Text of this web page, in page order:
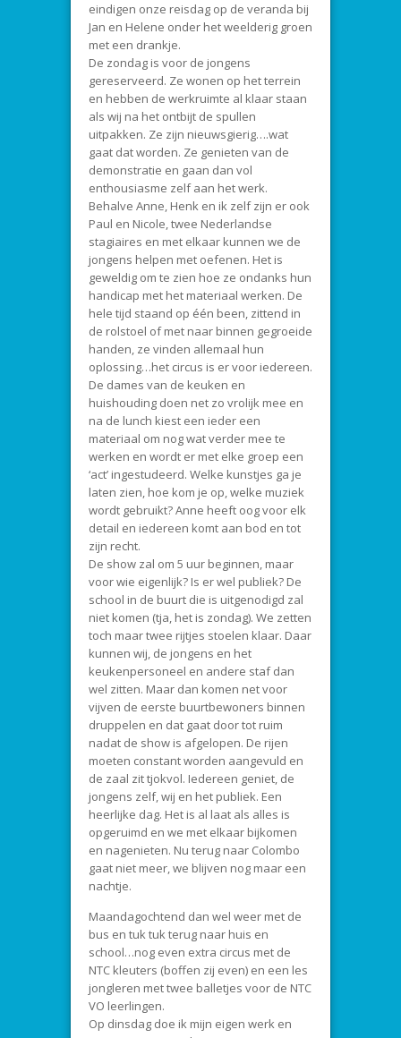
eindigen onze reisdag op de veranda bij
Jan en Helene onder het weelderig groen
met een drankje.
De zondag is voor de jongens
gereserveerd. Ze wonen op het terrein
en hebben de werkruimte al klaar staan
als wij na het ontbijt de spullen
uitpakken. Ze zijn nieuwsgierig….wat
gaat dat worden. Ze genieten van de
demonstratie en gaan dan vol
enthousiasme zelf aan het werk.
Behalve Anne, Henk en ik zelf zijn er ook
Paul en Nicole, twee Nederlandse
stagiaires en met elkaar kunnen we de
jongens helpen met oefenen. Het is
geweldig om te zien hoe ze ondanks hun
handicap met het materiaal werken. De
hele tijd staand op één been, zittend in
de rolstoel of met naar binnen gegroeide
handen, ze vinden allemaal hun
oplossing…het circus is er voor iedereen.
De dames van de keuken en
huishouding doen net zo vrolijk mee en
na de lunch kiest een ieder een
materiaal om nog wat verder mee te
werken en wordt er met elke groep een
‘act’ ingestudeerd. Welke kunstjes ga je
laten zien, hoe kom je op, welke muziek
wordt gebruikt? Anne heeft oog voor elk
detail en iedereen komt aan bod en tot
zijn recht.
De show zal om 5 uur beginnen, maar
voor wie eigenlijk? Is er wel publiek? De
school in de buurt die is uitgenodigd zal
niet komen (tja, het is zondag). We zetten
toch maar twee rijtjes stoelen klaar. Daar
kunnen wij, de jongens en het
keukenpersoneel en andere staf dan
wel zitten. Maar dan komen net voor
vijven de eerste buurtbewoners binnen
druppelen en dat gaat door tot ruim
nadat de show is afgelopen. De rijen
moeten constant worden aangevuld en
de zaal zit tjokvol. Iedereen geniet, de
jongens zelf, wij en het publiek. Een
heerlijke dag. Het is al laat als alles is
opgeruimd en we met elkaar bijkomen
en nagenieten. Nu terug naar Colombo
gaat niet meer, we blijven nog maar een
nachtje.
Maandagochtend dan wel weer met de
bus en tuk tuk terug naar huis en
school…nog even extra circus met de
NTC kleuters (boffen zij even) en een les
jongleren met twee balletjes voor de NTC
VO leerlingen.
Op dinsdag doe ik mijn eigen werk en